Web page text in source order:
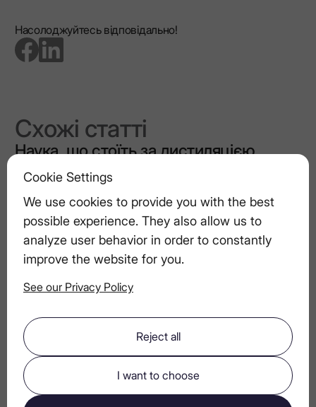
Cookie Settings
We use cookies to provide you with the best
possible experience. They also allow us to
analyze user behavior in order to constantly
improve the website for you.
See our Privacy Policy
Reject all
I want to choose
Насолоджуйтесь відповідально!
go to facebook page go to linkedin page
Схожі статті
Наука, що стоїть за дистиляцією
горілки
Поєднання горілчаних напоїв з
закусками
Горілчані коктейлі зі свіжими травами
LEX by Nemiroff: стратегічний шедевр
у світі елітної горілки